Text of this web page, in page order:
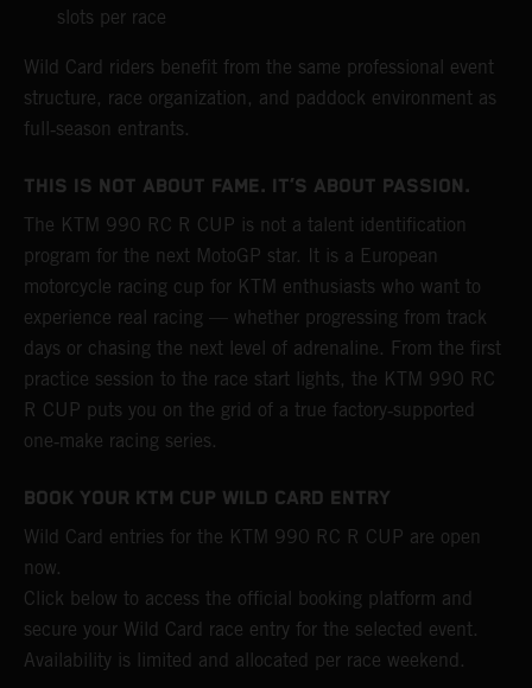
slots per race
Wild Card riders benefit from the same professional event
structure, race organization, and paddock environment as
full‑season entrants.
THIS IS NOT ABOUT FAME. IT’S ABOUT PASSION.
The KTM 990 RC R CUP is not a talent identification
program for the next MotoGP star. It is a European
motorcycle racing cup for KTM enthusiasts who want to
experience real racing — whether progressing from track
days or chasing the next level of adrenaline. From the first
practice session to the race start lights, the KTM 990 RC
R CUP puts you on the grid of a true factory‑supported
one‑make racing series.
BOOK YOUR KTM CUP WILD CARD ENTRY
Wild Card entries for the KTM 990 RC R CUP are open
now.
Click below to access the official booking platform and
secure your Wild Card race entry for the selected event.
Availability is limited and allocated per race weekend.